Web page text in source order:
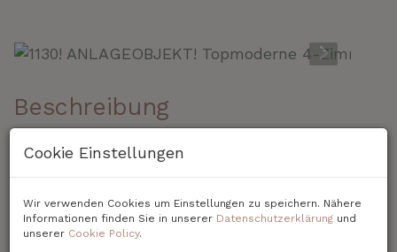
Beschreibung
1130! ANLAGEOBJEKT! Topmoderne 4-
Zimmer Wohnung mit GARTEN und inkl.
Tiefgaragenplatz in Hietzinger
Villengegend! Befristet vermietet!
Cookie Einstellungen
Wir verwenden Cookies um Einstellungen zu speichern. Nähere
Informationen finden Sie in unserer Datenschutzerklärung und
unserer Cookie Policy.